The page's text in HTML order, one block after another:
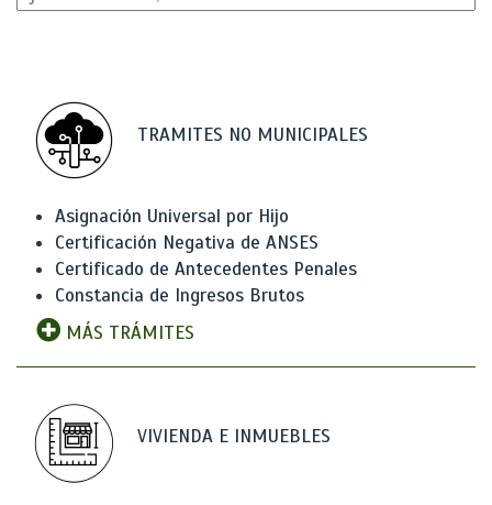
TRAMITES NO MUNICIPALES
Asignación Universal por Hijo
Certificación Negativa de ANSES
Certificado de Antecedentes Penales
Constancia de Ingresos Brutos
MÁS TRÁMITES
VIVIENDA E INMUEBLES